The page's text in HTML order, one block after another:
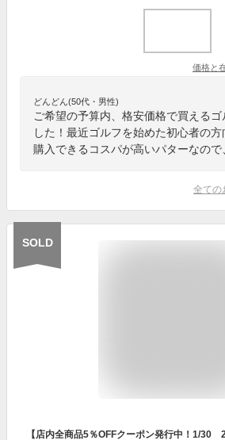
価格と
どんどん(50代・男性)
ご希望の予算内、格安価格で買える
した！最近ゴルフを始めた初心者の
購入できるコスパが高いパターなので
全ての
SOLD